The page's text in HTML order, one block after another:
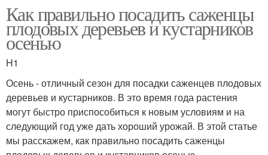
Как правильно посадить саженцы
плодовых деревьев и кустарников
осенью
H1
Осень - отличный сезон для посадки саженцев плодовых
деревьев и кустарников. В это время года растения
могут быстро приспособиться к новым условиям и на
следующий год уже дать хороший урожай. В этой статье
мы расскажем, как правильно посадить саженцы